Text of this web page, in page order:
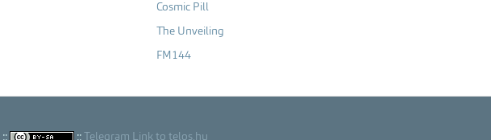
Cosmic Pill
The Unveiling
FM144
:: :: Telegram Link to telos.hu